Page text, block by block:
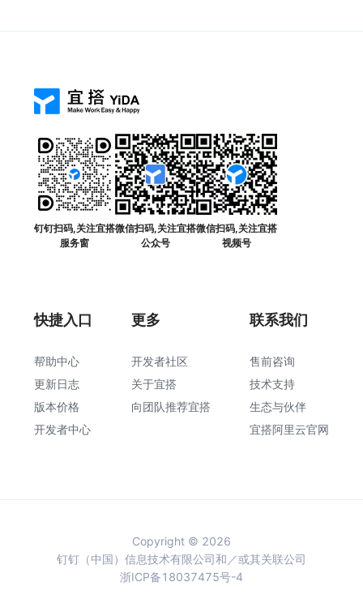
钉钉扫码,关注宜搭
服务窗
微信扫码,关注宜搭
公众号
微信扫码,关注宜搭
视频号
快捷入口
帮助中心
更新日志
版本价格
开发者中心
更多
开发者社区
关于宜搭
向团队推荐宜搭
联系我们
售前咨询
技术支持
生态与伙伴
宜搭阿里云官网
Copyright © 2026
钉钉（中国）信息技术有限公司和／或其关联公司
浙ICP备18037475号-4